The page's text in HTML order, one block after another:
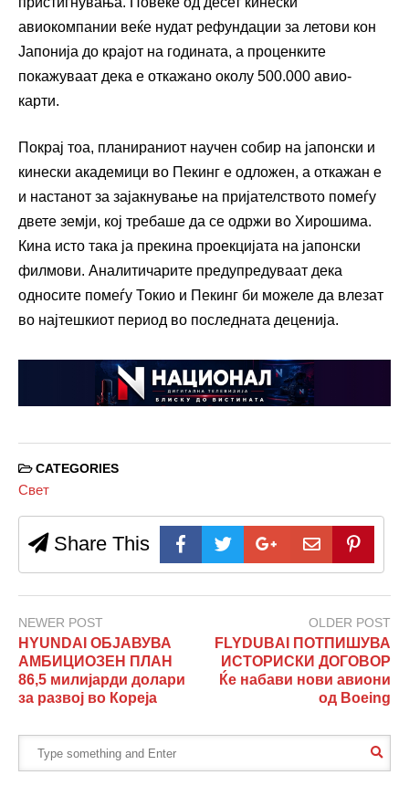
авиокомпании веќе нудат рефундации за летови кон
Јапонија до крајот на годината, а проценките
покажуваат дека е откажано околу 500.000 авио-
карти.
Покрај тоа, планираниот научен собир на јапонски и
кинески академици во Пекинг е одложен, а откажан е
и настанот за зајакнување на пријателството помеѓу
двете земји, кој требаше да се одржи во Хирошима.
Кина исто така ја прекина проекцијата на јапонски
филмови. Аналитичарите предупредуваат дека
односите помеѓу Токио и Пекинг би можеле да влезат
во најтешкиот период во последната деценија.
CATEGORIES
Свет
Share This
NEWER POST
HYUNDAI ОБЈАВУВА
АМБИЦИОЗЕН ПЛАН
86,5 милијарди долари
за развој во Кореја
OLDER POST
FLYDUBAI ПОТПИШУВА
ИСТОРИСКИ ДОГОВОР
Ќе набави нови авиони
од Boeing